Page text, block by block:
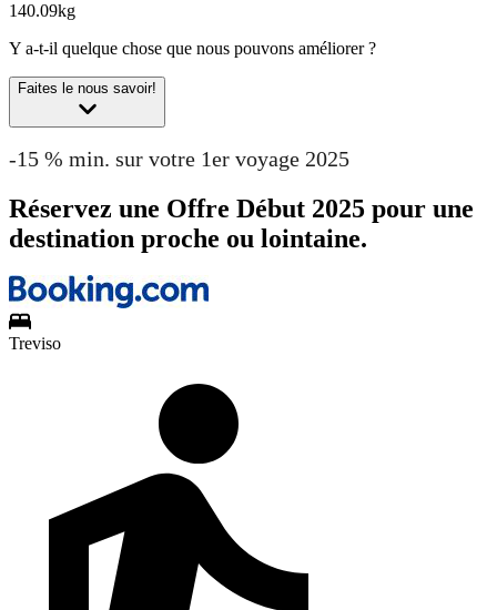
140.09kg
Y a-t-il quelque chose que nous pouvons améliorer ?
Faites le nous savoir!
-15 % min. sur votre 1er voyage 2025
Réservez une Offre Début 2025 pour une
destination proche ou lointaine.
Treviso